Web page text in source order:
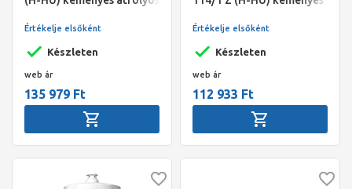
Készleten
Értékelje elsőként
web ár
135 979 Ft
Készleten
Értékelje elsőként
web ár
112 933 Ft